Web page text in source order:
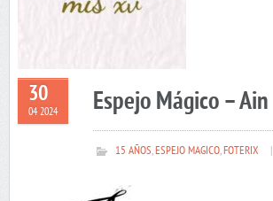
30
04 2024 Espejo Mágico – Ain
15 AÑOS,ESPEJO MAGICO,FOTERIX